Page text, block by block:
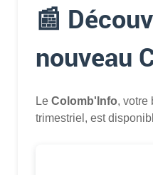
📰
nouveau
Le Colomb'Info, votre
trimestriel, est